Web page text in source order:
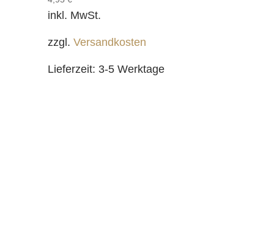
inkl. MwSt.
zzgl. Versandkosten
Lieferzeit: 3-5 Werktage